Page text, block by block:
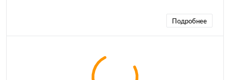
Подробнее